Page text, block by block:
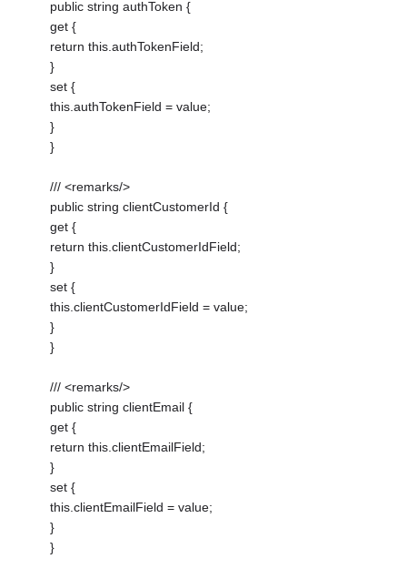
public string authToken {
get {
return this.authTokenField;
}
set {
this.authTokenField = value;
}
}
/// <remarks/>
public string clientCustomerId {
get {
return this.clientCustomerIdField;
}
set {
this.clientCustomerIdField = value;
}
}
/// <remarks/>
public string clientEmail {
get {
return this.clientEmailField;
}
set {
this.clientEmailField = value;
}
}